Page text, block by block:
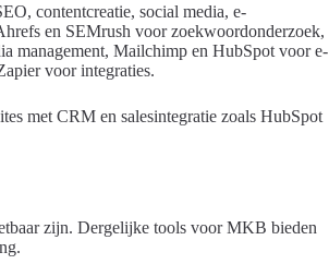
contentcreatie, social media, e-
en SEMrush voor zoekwoordonderzoek,
management, Mailchimp en HubSpot voor e-
voor integraties.
met CRM en salesintegratie zoals HubSpot
zijn. Dergelijke tools voor MKB bieden